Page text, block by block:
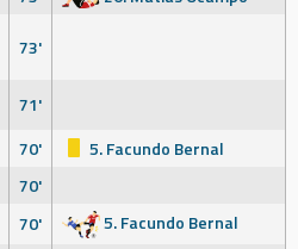
73'
71'
70'
5. Facundo Bernal
70'
70'
5. Facundo Bernal